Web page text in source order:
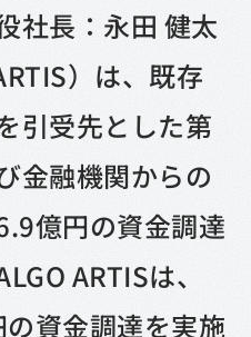
社長：永田 健太
）は、既存
引受先とした第
金融機関からの
億円の資金調達
ARTISは、
資金調達を実施